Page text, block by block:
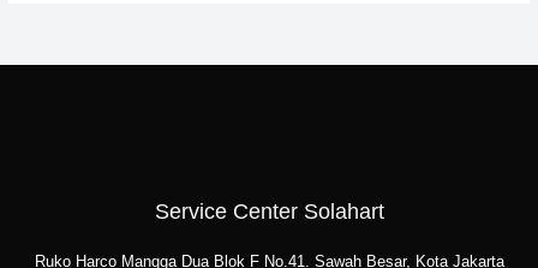
Service Center Solahart
Ruko Harco Mangga Dua Blok F No.41. Sawah Besar, Kota Jakarta